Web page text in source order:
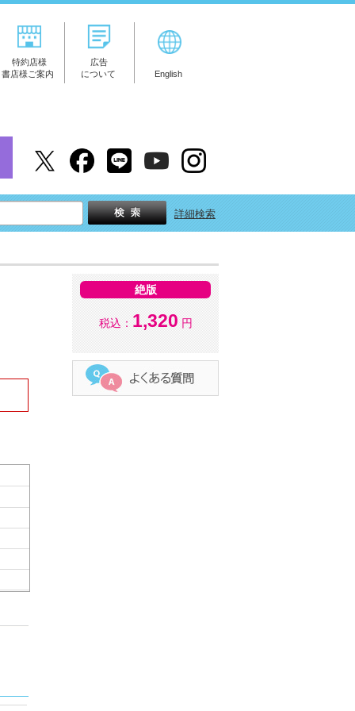
特約店様
書店様ご案内
広告
について
English
詳細検索
絶版
税込： 1,320 円